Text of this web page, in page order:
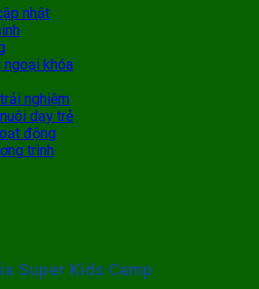
nhật
khóa
nghiệm
dạy trẻ
động
trình
Super Kids Camp